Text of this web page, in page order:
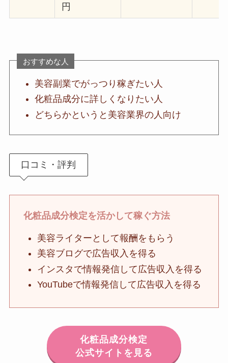
円
おすすめな人
美容副業でがっつり稼ぎたい人
化粧品成分に詳しくなりたい人
どちらかというと美容業界の人向け
口コミ・評判
化粧品成分検定を活かして稼ぐ方法
美容ライターとして報酬をもらう
美容ブログで広告収入を得る
インスタで情報発信して広告収入を得る
YouTubeで情報発信して広告収入を得る
化粧品成分検定
公式サイトを見る